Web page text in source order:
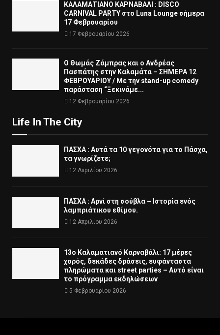
ΚΑΛΑΜΑΤΙΑΝΟ ΚΑΡΝΑΒΑΛΙ : DISCO
CARNIVAL PARTY στο Luna Lounge σήμερα
17 Φεβρουαρίου
17 Φεβρουαρίου 2026
Ο Θωμάς Ζάμπρας και ο Ανδρέας
Πασπάτης στην Καλαμάτα – ΣΗΜΕΡΑ 12
ΦΕΒΡΟΥΑΡΙΟΥ / Με την stand-up comedy
παράσταση “Ξεκινάμε...
12 Φεβρουαρίου 2026
Life In The City
ΠΑΣΧΑ : Αυτά τα 10 γεγονότα για το Πάσχα,
τα γνωρίζετε;
12 Απριλίου 2026
ΠΑΣΧΑ : Αρνί στη σούβλα – Ιστορία ενός
λαμπριάτικου εθίμου.
12 Απριλίου 2026
13ο Καλαματιανό Καρναβάλι: 17 μέρες
χορός, δεκάδες δράσεις, ευφάνταστα
πληρώματα και street parties – Αυτό είναι
το πρόγραμμα εκδηλώσεων
5 Φεβρουαρίου 2026